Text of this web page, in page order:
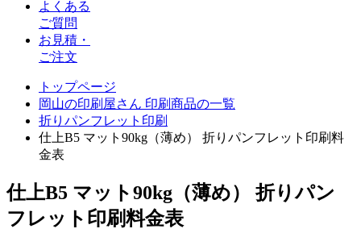
よくある
ご質問
お見積・
ご注文
トップページ
岡山の印刷屋さん 印刷商品の一覧
折りパンフレット印刷
仕上B5 マット90kg（薄め） 折りパンフレット印刷料
金表
仕上B5 マット90kg（薄め） 折りパン
フレット印刷料金表